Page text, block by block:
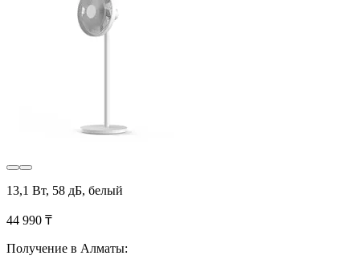
13,1 Вт, 58 дБ, белый
44 990 ₸
Получение в Алматы: